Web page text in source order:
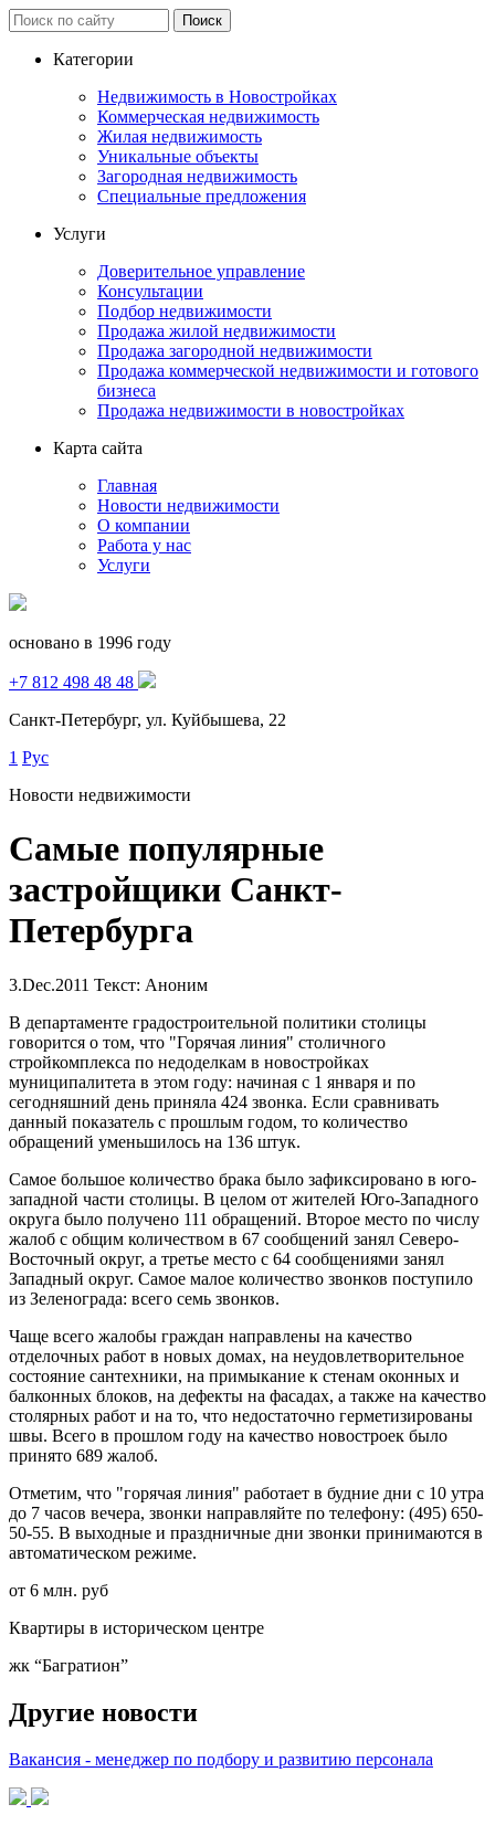
Категории
Недвижимость в Новостройках
Коммерческая недвижимость
Жилая недвижимость
Уникальные объекты
Загородная недвижимость
Специальные предложения
Услуги
Доверительное управление
Консультации
Подбор недвижимости
Продажа жилой недвижимости
Продажа загородной недвижимости
Продажа коммерческой недвижимости и готового
бизнеса
Продажа недвижимости в новостройках
Карта сайта
Главная
Новости недвижимости
О компании
Работа у нас
Услуги
основано в 1996 году
+7 812 498 48 48
Санкт-Петербург, ул. Куйбышева, 22
1 Рус
Новости недвижимости
Самые популярные
застройщики Санкт-
Петербурга
3.Dec.2011 Текст: Аноним
В департаменте градостроительной политики столицы
говорится о том, что "Горячая линия" столичного
стройкомплекса по недоделкам в новостройках
муниципалитета в этом году: начиная с 1 января и по
сегодняшний день приняла 424 звонка. Если сравнивать
данный показатель с прошлым годом, то количество
обращений уменьшилось на 136 штук.
Самое большое количество брака было зафиксировано в юго-
западной части столицы. В целом от жителей Юго-Западного
округа было получено 111 обращений. Второе место по числу
жалоб с общим количеством в 67 сообщений занял Северо-
Восточный округ, а третье место с 64 сообщениями занял
Западный округ. Самое малое количество звонков поступило
из Зеленограда: всего семь звонков.
Чаще всего жалобы граждан направлены на качество
отделочных работ в новых домах, на неудовлетворительное
состояние сантехники, на примыкание к стенам оконных и
балконных блоков, на дефекты на фасадах, а также на качество
столярных работ и на то, что недостаточно герметизированы
швы. Всего в прошлом году на качество новостроек было
принято 689 жалоб.
Отметим, что "горячая линия" работает в будние дни с 10 утра
до 7 часов вечера, звонки направляйте по телефону: (495) 650-
50-55. В выходные и праздничные дни звонки принимаются в
автоматическом режиме.
от 6 млн. руб
Квартиры в историческом центре
жк “Багратион”
Другие новости
Вакансия - менеджер по подбору и развитию персонала